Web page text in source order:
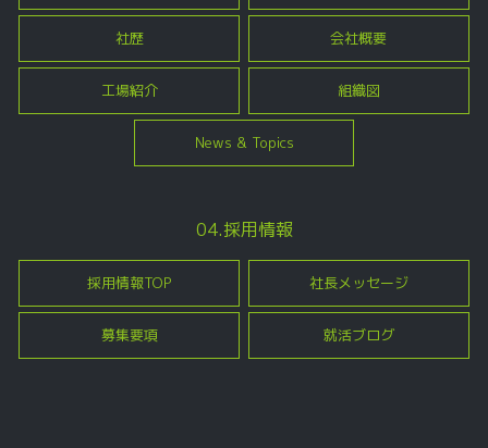
社歴 会社概要
工場紹介 組織図
News & Topics
04.採用情報
採用情報TOP 社長メッセージ
募集要項 就活ブログ